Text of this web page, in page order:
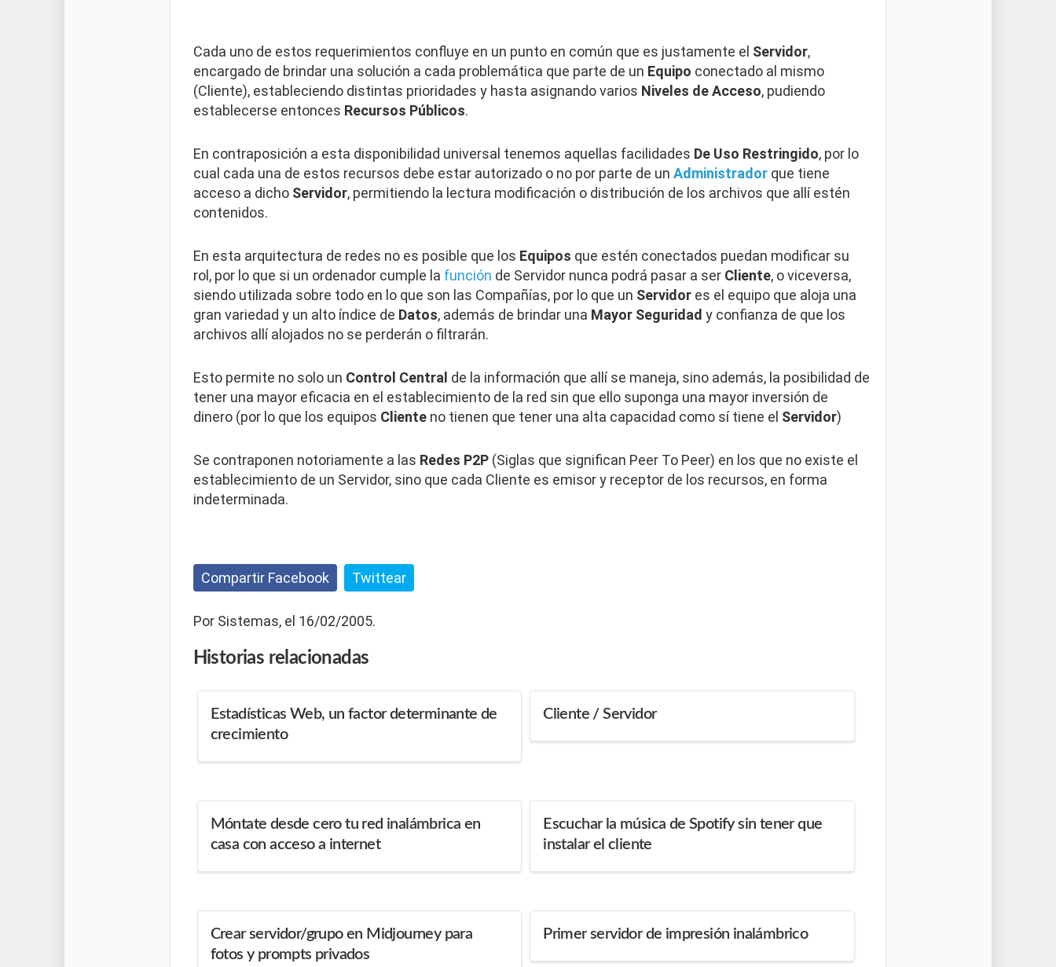
Cada uno de estos requerimientos confluye en un punto en común que es justamente el Servidor,
encargado de brindar una solución a cada problemática que parte de un Equipo conectado al mismo
(Cliente), estableciendo distintas prioridades y hasta asignando varios Niveles de Acceso, pudiendo
establecerse entonces Recursos Públicos.
En contraposición a esta disponibilidad universal tenemos aquellas facilidades De Uso Restringido, por lo
cual cada una de estos recursos debe estar autorizado o no por parte de un Administradorque tiene
acceso a dicho Servidor, permitiendo la lectura modificación o distribución de los archivos que allí estén
contenidos.
En esta arquitectura de redes no es posible que los Equipos que estén conectados puedan modificar su
rol, por lo que si un ordenador cumple la función de Servidor nunca podrá pasar a ser Cliente, o viceversa,
siendo utilizada sobre todo en lo que son las Compañías, por lo que un Servidores el equipo que aloja una
gran variedad y un alto índice de Datos, además de brindar una Mayor Seguridad y confianza de que los
archivos allí alojados no se perderán o filtrarán.
Esto permite no solo un Control Central de la información que allí se maneja, sino además, la posibilidad de
tener una mayor eficacia en el establecimiento de la red sin que ello suponga una mayor inversión de
dinero (por lo que los equipos Clienteno tienen que tener una alta capacidad como sí tiene el Servidor)
Se contraponen notoriamente a las Redes P2P(Siglas que significan Peer To Peer) en los que no existe el
establecimiento de un Servidor, sino que cada Cliente es emisor y receptor de los recursos, en forma
indeterminada.
Compartir Facebook Twittear
Por Sistemas, el 16/02/2005.
Historias relacionadas
Estadísticas Web, un factor determinante de
crecimiento
Cliente / Servidor
Móntate desde cero tu red inalámbrica en
casa con acceso a internet
Escuchar la música de Spotify sin tener que
instalar el cliente
Crear servidor/grupo en Midjourney para
fotos y prompts privados
Primer servidor de impresión inalámbrico